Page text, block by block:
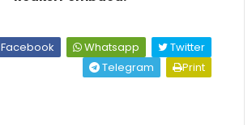
Facebook Whatsapp
Twitter
Telegram
Print